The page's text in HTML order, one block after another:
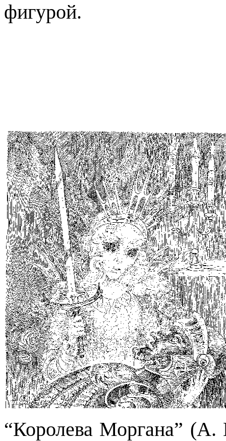
фигурой.
“Королева Моргана” (А.